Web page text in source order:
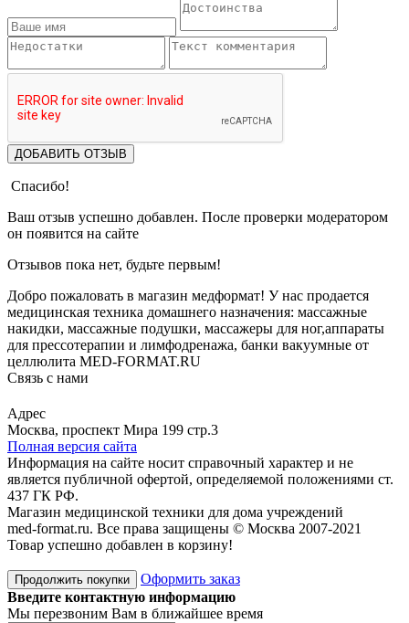
ДОБАВИТЬ ОТЗЫВ
Спасибо!
Ваш отзыв успешно добавлен. После проверки модератором
он появится на сайте
Отзывов пока нет, будьте первым!
Добро пожаловать в магазин медформат! У нас продается
медицинская техника домашнего назначения: массажные
накидки, массажные подушки, массажеры для ног,аппараты
для прессотерапии и лимфодренажа, банки вакуумные от
целлюлита MED-FORMAT.RU
Связь с нами
Адрес
Москва, проспект Мира 199 стр.3
Полная версия сайта
Информация на сайте носит справочный характер и не
является публичной офертой, определяемой положениями ст.
437 ГК РФ.
Магазин медицинской техники для дома учреждений
med-format.ru. Все права защищены © Москва 2007-2021
Товар успешно добавлен в корзину!
Продолжить покупки
Оформить заказ
Введите контактную информацию
Мы перезвоним Вам в ближайшее время